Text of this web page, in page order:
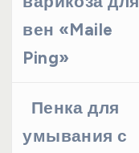
вен «Maile
Ping»
Пенка для
умывания с